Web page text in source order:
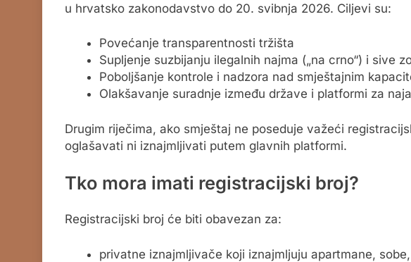
u hrvatsko zakonodavstvo do 20. svibnja 2026. Ciljevi su:
Povećanje transparentnosti tržišta
Supljenje suzbijanju ilegalnih najma („na crno“) i sive
Poboljšanje kontrole i nadzora nad smještajnim
Olakšavanje suradnje između države i platformi za
Drugim riječima, ako smještaj ne poseduje važeći
oglašavati ni iznajmljivati putem glavnih platformi.
Tko mora imati registracijski broj?
Registracijski broj će biti obavezan za:
privatne iznajmljivače koji iznajmljuju apartmane,